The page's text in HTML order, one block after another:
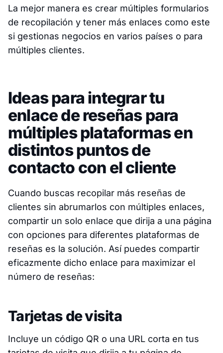
La mejor manera es crear múltiples formularios
de recopilación y tener más enlaces como este
si gestionas negocios en varios países o para
múltiples clientes.
Ideas para integrar tu
enlace de reseñas para
múltiples plataformas en
distintos puntos de
contacto con el cliente
Cuando buscas recopilar más reseñas de
clientes sin abrumarlos con múltiples enlaces,
compartir un solo enlace que dirija a una página
con opciones para diferentes plataformas de
reseñas es la solución. Así puedes compartir
eficazmente dicho enlace para maximizar el
número de reseñas:
Tarjetas de visita
Incluye un código QR o una URL corta en tus